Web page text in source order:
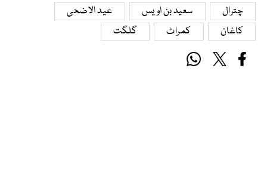
چترال سعید بن اویس
عید الاضحی
کاغان
کمراٹ گلگت